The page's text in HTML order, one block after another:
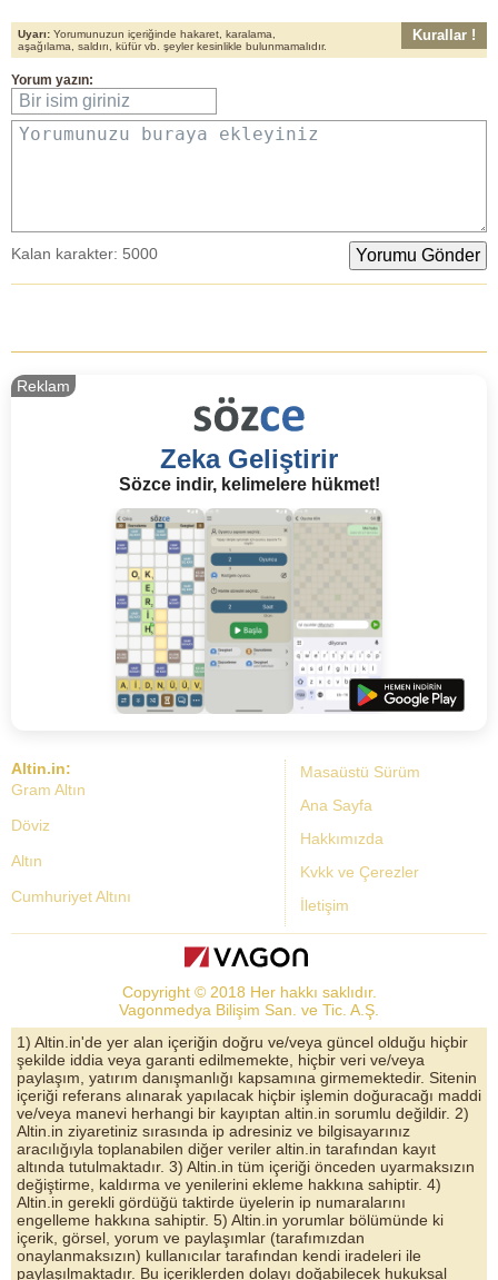
Uyarı: Yorumunuzun içeriğinde hakaret, karalama,
aşağılama, saldırı, küfür vb. şeyler kesinlikle bulunmamalıdır.
Kurallar !
Yorum yazın:
Bir isim giriniz
Yorumunuzu buraya ekleyiniz
Kalan karakter: 5000
Zeka Geliştirir
Sözce indir, kelimelere hükmet!
Reklam
Masaüstü Sürüm
Ana Sayfa
Hakkımızda
Kvkk ve Çerezler
İletişim
Altin.in:
Gram Altın
Döviz
Altın
Cumhuriyet Altını
Dolar Kuru
Altın Yorumları
Döviz Kurları
Çeyrek Altın
Bitcoin
Euro/Dolar Parite
Sterlin
Döviz Arşivi
Copyright © 2018 Her hakkı saklıdır.
Vagonmedya Bilişim San. ve Tic. A.Ş.
1) Altin.in'de yer alan içeriğin doğru ve/veya güncel olduğu hiçbir
şekilde iddia veya garanti edilmemekte, hiçbir veri ve/veya
paylaşım, yatırım danışmanlığı kapsamına girmemektedir. Sitenin
içeriği referans alınarak yapılacak hiçbir işlemin doğuracağı maddi
ve/veya manevi herhangi bir kayıptan altin.in sorumlu değildir. 2)
Altin.in ziyaretiniz sırasında ip adresiniz ve bilgisayarınız
aracılığıyla toplanabilen diğer veriler altin.in tarafından kayıt
altında tutulmaktadır. 3) Altin.in tüm içeriği önceden uyarmaksızın
değiştirme, kaldırma ve yenilerini ekleme hakkına sahiptir. 4)
Altin.in gerekli gördüğü taktirde üyelerin ip numaralarını
engelleme hakkına sahiptir. 5) Altin.in yorumlar bölümünde ki
içerik, görsel, yorum ve paylaşımlar (tarafımızdan
onaylanmaksızın) kullanıcılar tarafından kendi iradeleri ile
paylaşılmaktadır. Bu içeriklerden dolayı doğabilecek hukuksal